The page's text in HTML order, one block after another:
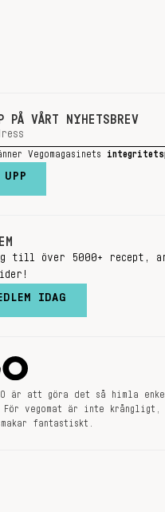
PÅ VÅRT NYHETSBREV
Vegomagasinets
till över 5000+ recept,
IDAG
är att göra det så himla
För vegomat är inte
fantastiskt.